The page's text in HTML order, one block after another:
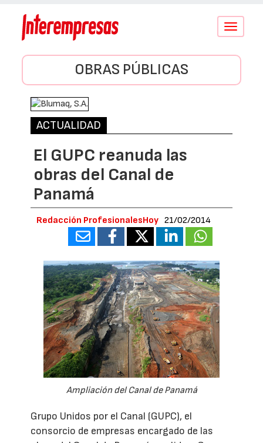
Conmutar
OBRAS PÚBLICAS
ACTUALIDAD
El GUPC reanuda las
obras del Canal de
Panamá
Redacción ProfesionalesHoy 21/02/2014
Ampliación del Canal de Panamá
Grupo Unidos por el Canal (GUPC), el
consorcio de empresas encargado de las